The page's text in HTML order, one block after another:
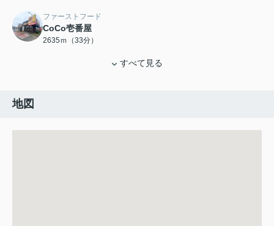
ファーストフード
CoCo壱番屋
2635ｍ（33分）
すべて見る
地図